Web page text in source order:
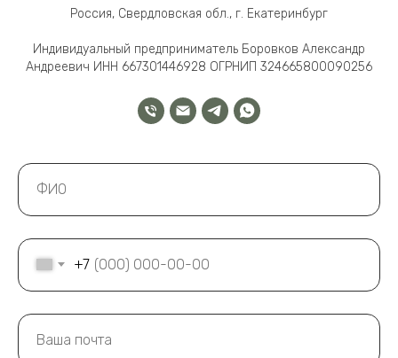
Россия, Свердловская обл., г. Екатеринбург
Индивидуальный предприниматель Боровков Александр
Андреевич ИНН 667301446928 ОГРНИП 324665800090256
+7